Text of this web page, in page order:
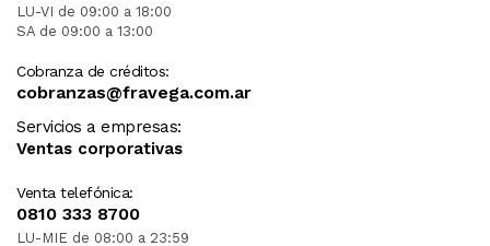
LU-VI de 09:00 a 18:00
SA de 09:00 a 13:00
Cobranza de créditos:
cobranzas@fravega.com.ar
Servicios a empresas:
Ventas corporativas
Venta telefónica:
0810 333 8700
LU-MIE de 08:00 a 23:59